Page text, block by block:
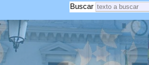
Buscar